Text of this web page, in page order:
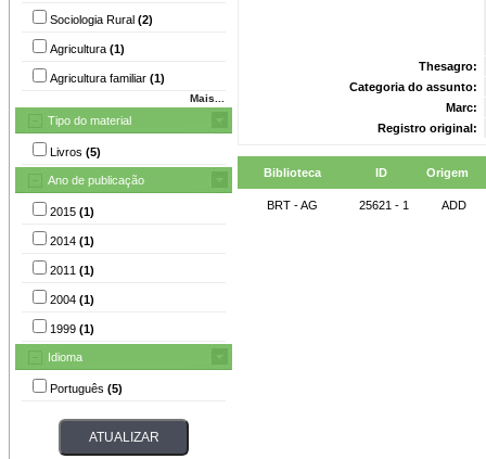
Sociologia Rural (2)
Agricultura (1)
Agricultura familiar (1)
Mais...
Tipo do material
Livros (5)
Ano de publicação
2015 (1)
2014 (1)
2011 (1)
2004 (1)
1999 (1)
Idioma
Português (5)
Thesagro:
Categoria do assunto:
Marc:
Registro original:
Biblioteca ID Origem
BRT - AG 25621 - 1 ADD